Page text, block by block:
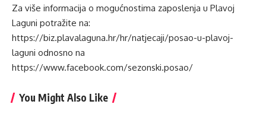
Za više informacija o mogućnostima zaposlenja u Plavoj
Laguni potražite na:
https://biz.plavalaguna.hr/hr/natjecaji/posao-u-plavoj-
laguni odnosno na
https://www.facebook.com/sezonski.posao/
You Might Also Like